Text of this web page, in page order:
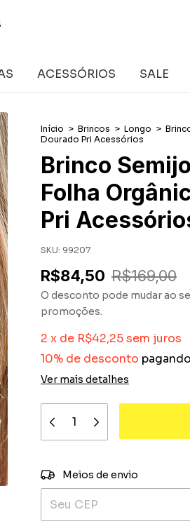
ACESSÓRIOS SALE
Início > Brincos > Longo >
Dourado Pri Acessórios
Brinco
Folha
Pri
SKU: 99207
R$84,50 R$169,00
O desconto pode mudar ao
promoções.
2 x de R$42,25sem juros
10% de desconto
Ver mais detalhes
Entregas para o CEP:
Meios de envio